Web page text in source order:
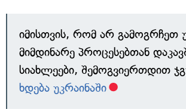
იმისთვის, რომ არ გამოგრჩეთ
მიმდინარე პროცესებთან
სიახლეები, შემოგვიერთდით
ხდება უკრაინაში